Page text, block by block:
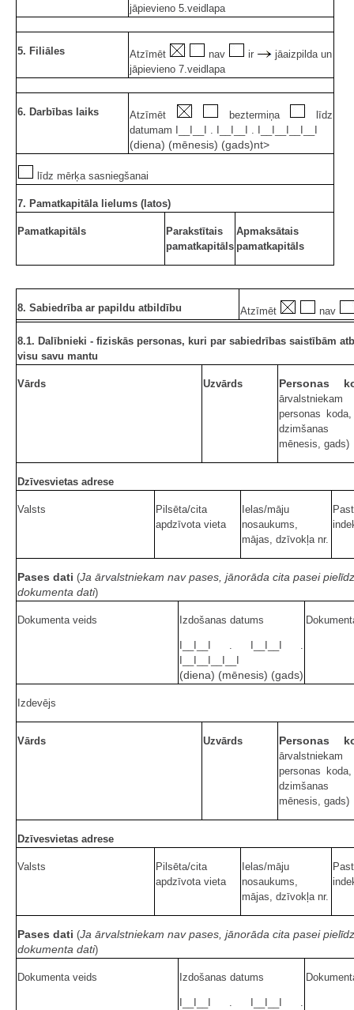
jāpievieno 5.veidlapa
5. Filiāles Atzīmēt nav ir
jāaizpilda un
jāpievieno 7.veidlapa
6. Darbības laiks Atzīmēt beztermiņa
līdz
datumam I__I__I . I__I__I . I__I__I__I__I
(diena) (mēnesis) (gads)nt>
līdz mērķa sasniegšanai
7. Pamatkapitāla lielums (latos)
Pamatkapitāls
Parakstītais
pamatkapitāls
Apmaksātais
pamatkapitāls
8. Sabiedrība ar papildu atbildību Atzīmēt nav
8.1. Dalībnieki - fiziskās personas, kuri par sabiedrības saistībām
visu savu mantu
Vārds Uzvārds Personas
personas koda,
dzimšanas
mēnesis, gads)
Dzīvesvietas adrese
Valsts
Pilsēta/cita
apdzīvota vieta
Ielas/māju
nosaukums,
mājas, dzīvokļa nr.
Pases dati (Ja ārvalstniekam nav pases, jānorāda cita pasei
dokumenta dati)
Dokumenta veids Izdošanas datums
I__I__I . I__I__I .
(diena) (mēnesis) (gads)
Izdevējs
Vārds Uzvārds Personas
personas koda,
dzimšanas
mēnesis, gads)
Dzīvesvietas adrese
Valsts
Pilsēta/cita
apdzīvota vieta
Ielas/māju
nosaukums,
mājas, dzīvokļa nr.
Pases dati (Ja ārvalstniekam nav pases, jānorāda cita pasei
dokumenta dati)
Dokumenta veids Izdošanas datums
I__I__I . I__I__I .